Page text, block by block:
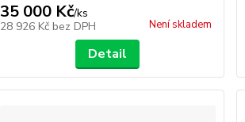
35 000 Kč/ks
28 926 Kč bez DPH Není skladem
Detail